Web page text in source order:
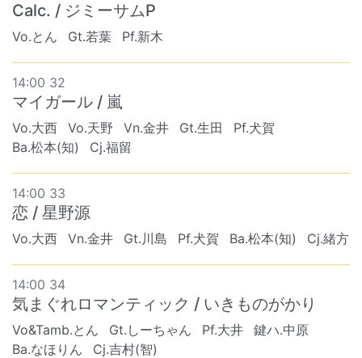
Calc. / ジミーサムP
Vo.とん Gt.若葉 Pf.新木
14:00 32
マイガール / 嵐
Vo.大西 Vo.天野 Vn.金井 Gt.生田
Pf.犬賀
Ba.松本(知)
Cj.福留
14:00 33
恋 / 星野源
Vo.大西 Vn.金井 Gt.川島 Pf.犬賀 Ba.松本(知) Cj.緒方
14:00 34
気まぐれロマンティック / いきものがかり
Vo&Tamb.とん Gt.しーちゃん Pf.大井
鍵ハ.中原
Ba.なほりん
Cj.吉村(智)